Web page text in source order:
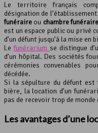
Le territoire français
désignation de
funéraire ou chambre funéraire
est un espace public ou privé
d’un défunt jusqu’à la mise en
Le funérarium se distingue
d’un hôpital. Des sociétés
cérémonies convenables
décédée.
Si la sépulture du défunt
bière, la location d’un
pas de recevoir trop de monde
Les avantages d’une